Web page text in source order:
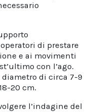
di prestare
e ai movimenti
con l’ago.
di circa 7-9
20 cm.
l’indagine del